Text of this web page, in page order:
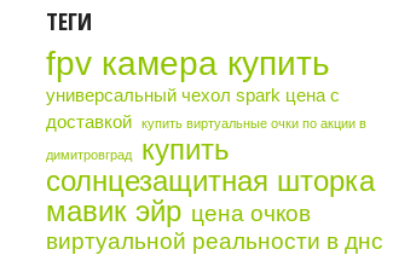
ТЕГИ
fpv камера купить
универсальный чехол spark цена с
доставкой
купить виртуальные очки по акции в
димитровград
купить
солнцезащитная шторка
мавик эйр цена очков
виртуальной реальности в днс